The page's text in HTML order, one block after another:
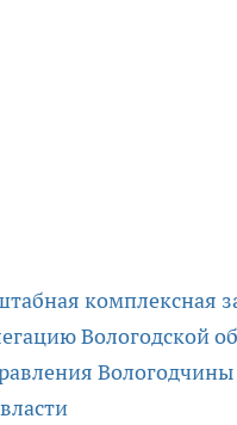
комплексная
Вологодской